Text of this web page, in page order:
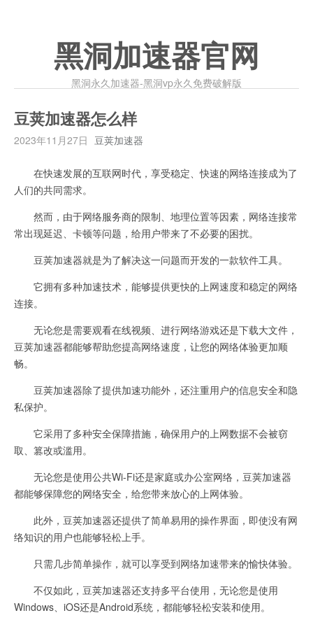
黑洞加速器官网
黑洞永久加速器-黑洞vp永久免费破解版
豆荚加速器怎么样
2023年11月27日 豆荚加速器
在快速发展的互联网时代，享受稳定、快速的网络连接成为了
人们的共同需求。
然而，由于网络服务商的限制、地理位置等因素，网络连接常
常出现延迟、卡顿等问题，给用户带来了不必要的困扰。
豆荚加速器就是为了解决这一问题而开发的一款软件工具。
它拥有多种加速技术，能够提供更快的上网速度和稳定的网络
连接。
无论您是需要观看在线视频、进行网络游戏还是下载大文件，
豆荚加速器都能够帮助您提高网络速度，让您的网络体验更加顺
畅。
豆荚加速器除了提供加速功能外，还注重用户的信息安全和隐
私保护。
它采用了多种安全保障措施，确保用户的上网数据不会被窃
取、篡改或滥用。
无论您是使用公共Wi-Fi还是家庭或办公室网络，豆荚加速器
都能够保障您的网络安全，给您带来放心的上网体验。
此外，豆荚加速器还提供了简单易用的操作界面，即使没有网
络知识的用户也能够轻松上手。
只需几步简单操作，就可以享受到网络加速带来的愉快体验。
不仅如此，豆荚加速器还支持多平台使用，无论您是使用
Windows、iOS还是Android系统，都能够轻松安装和使用。